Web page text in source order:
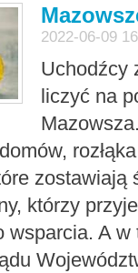
2022-06-09
Uchodźcy
liczyć na
zostawiają
którzy
A w